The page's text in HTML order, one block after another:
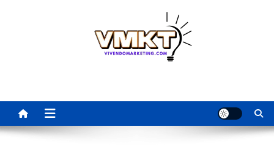
Para Revenda | Vivendo
Marketing